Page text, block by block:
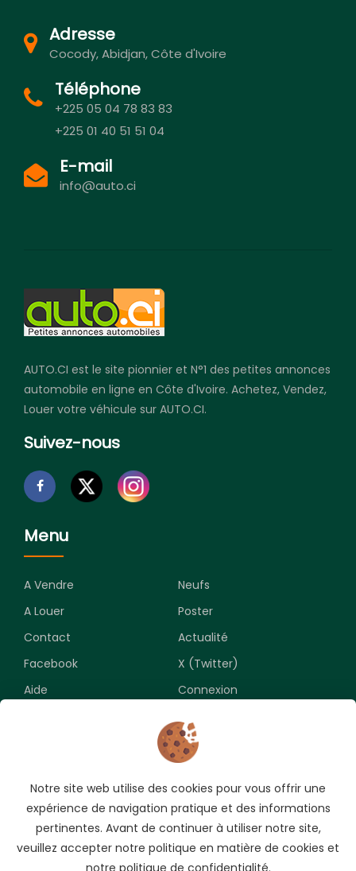
Adresse
Cocody, Abidjan, Côte d'Ivoire
Téléphone
+225 05 04 78 83 83
+225 01 40 51 51 04
E-mail
info@auto.ci
AUTO.CI est le site pionnier et N°1 des petites annonces
automobile en ligne en Côte d'Ivoire. Achetez, Vendez,
Louer votre véhicule sur AUTO.CI.
Suivez-nous
Menu
A Vendre
Neufs
A Louer
Poster
Contact
Actualité
Facebook
X (Twitter)
Aide
Connexion
Souscrivez pour recevoir les meilleures opportunités.
Notre site web utilise des cookies pour vous offrir une
expérience de navigation pratique et des informations
pertinentes. Avant de continuer à utiliser notre site,
veuillez accepter notre politique en matière de cookies et
notre politique de confidentialité.